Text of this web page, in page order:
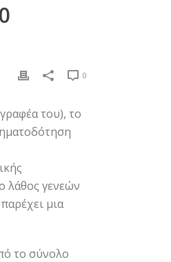
0
του), το
λάθος γενεών
μια
το σύνολο